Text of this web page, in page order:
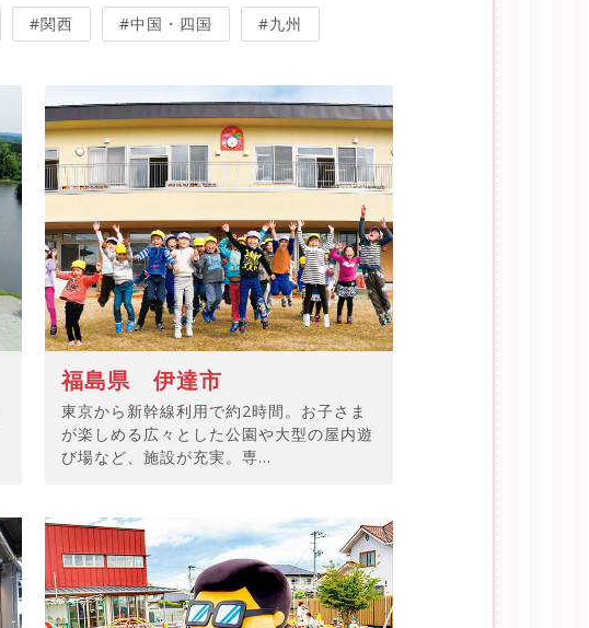
#関西 #中国・四国 #九州
福島県 伊達市
東京から新幹線利用で約2時間。お子さま
が楽しめる広々とした公園や大型の屋内遊
び場など、施設が充実。専...